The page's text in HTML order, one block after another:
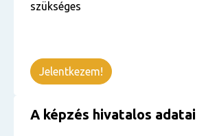
szükséges
Jelentkezem!
A képzés hivatalos adatai